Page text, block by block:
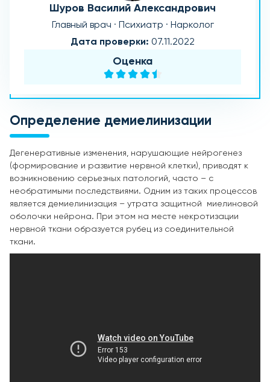
Шуров Василий Александрович
Главный врач · Психиатр · Нарколог
Дата проверки: 07.11.2022
Оценка
Определение демиелинизации
Дегенеративные изменения, нарушающие нейрогенез
(формирование и развитие нервной клетки), приводят к
возникновению серьезных патологий, часто – с
необратимыми последствиями. Одним из таких процессов
является демиелинизация – утрата защитной миелиновой
оболочки нейрона. При этом на месте некротизации
нервной ткани образуется рубец из соединительной
ткани.